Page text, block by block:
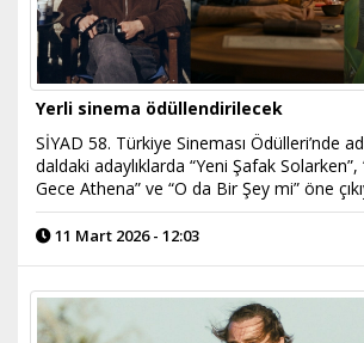
Yerli sinema ödüllendirilecek
SİYAD 58. Türkiye Sineması Ödülleri’nde
daldaki adaylıklarda “Yeni Şafak
Gece Athena” ve “O da Bir Şey mi” öne
11 Mart 2026 - 12:03